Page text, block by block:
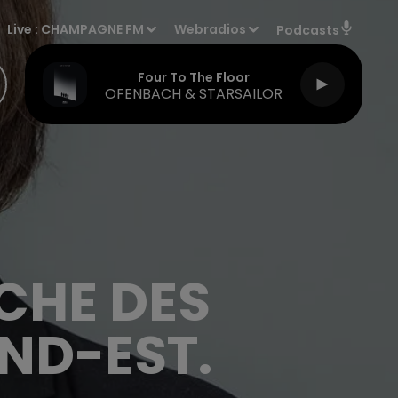
Live : CHAMPAGNE FM Webradios Podcasts
Four To The Floor
OFENBACH & STARSAILOR
DES
EST.